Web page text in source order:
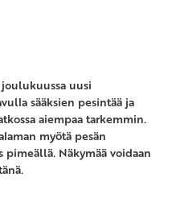
uusi
sääksien pesintää ja
aiempaa tarkemmin.
myötä pesän
Näkymää voidaan